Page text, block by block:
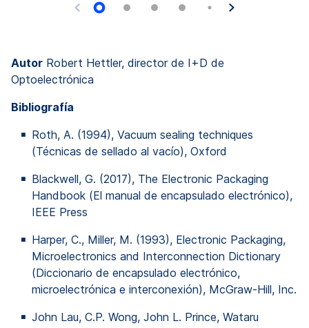
Autor Robert Hettler, director de I+D de
Optoelectrónica
Bibliografía
Roth, A. (1994), Vacuum sealing techniques
(Técnicas de sellado al vacío), Oxford
Blackwell, G. (2017), The Electronic Packaging
Handbook (El manual de encapsulado electrónico),
IEEE Press
Harper, C., Miller, M. (1993), Electronic Packaging,
Microelectronics and Interconnection Dictionary
(Diccionario de encapsulado electrónico,
microelectrónica e interconexión), McGraw-Hill, Inc.
John Lau, C.P. Wong, John L. Prince, Wataru